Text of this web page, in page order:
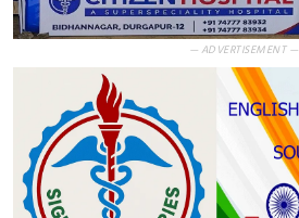
— ADVERTISEMENT —